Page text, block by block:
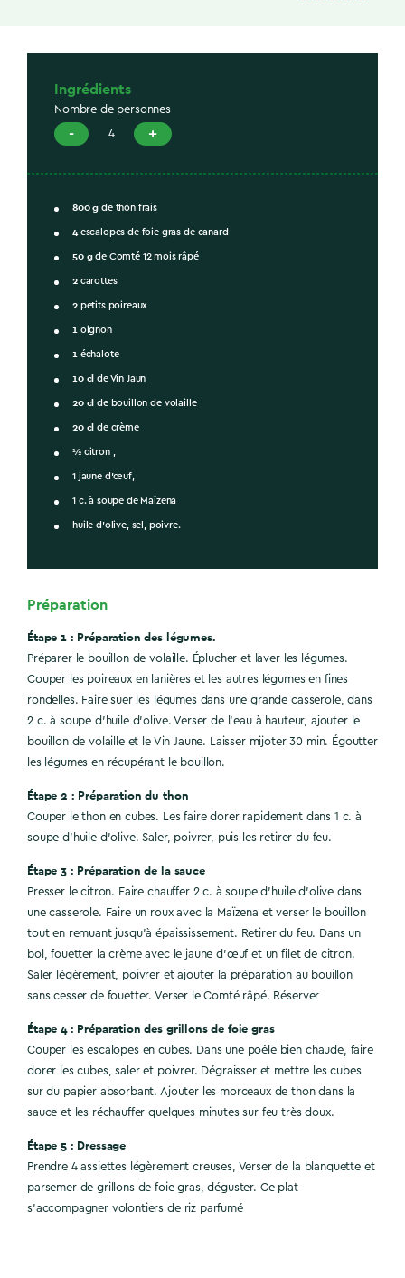
Ingrédients
Nombre de personnes
- 4 +
800g de thon frais
4 escalopes de foie gras de canard
50g de Comté 12 mois râpé
2 carottes
2 petits poireaux
1 oignon
1 échalote
10cl de Vin Jaun
20cl de bouillon de volaille
20cl de crème
½ citron ,
1 jaune d’œuf,
1 c. à soupe de Maïzena
huile d’olive, sel, poivre.
Préparation
Étape 1 : Préparation des légumes.
Préparer le bouillon de volaille. Éplucher et laver les légumes.
Couper les poireaux en lanières et les autres légumes en fines
rondelles. Faire suer les légumes dans une grande casserole, dans
2 c. à soupe d’huile d’olive. Verser de l’eau à hauteur, ajouter le
bouillon de volaille et le Vin Jaune. Laisser mijoter 30 min. Égoutter
les légumes en récupérant le bouillon.
Étape 2 : Préparation du thon
Couper le thon en cubes. Les faire dorer rapidement dans 1 c. à
soupe d’huile d’olive. Saler, poivrer, puis les retirer du feu.
Étape 3 : Préparation de la sauce
Presser le citron. Faire chauffer 2 c. à soupe d’huile d’olive dans
une casserole. Faire un roux avec la Maïzena et verser le bouillon
tout en remuant jusqu’à épaississement. Retirer du feu. Dans un
bol, fouetter la crème avec le jaune d’œuf et un filet de citron.
Saler légèrement, poivrer et ajouter la préparation au bouillon
sans cesser de fouetter. Verser le Comté râpé. Réserver
Étape 4 : Préparation des grillons de foie gras
Couper les escalopes en cubes. Dans une poêle bien chaude, faire
dorer les cubes, saler et poivrer. Dégraisser et mettre les cubes
sur du papier absorbant. Ajouter les morceaux de thon dans la
sauce et les réchauffer quelques minutes sur feu très doux.
Étape 5 : Dressage
Prendre 4 assiettes légèrement creuses, Verser de la blanquette et
parsemer de grillons de foie gras, déguster. Ce plat
s'accompagner volontiers de riz parfumé